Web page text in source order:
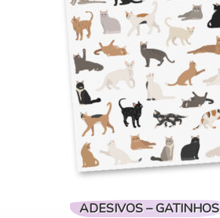
podem
ser
escolhidas
na
página
do
produto
ADESIVOS – GATINHOS